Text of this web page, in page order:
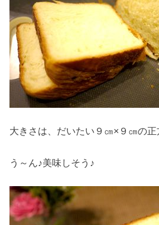
大きさは、だいたい９㎝×９㎝の正
う～ん♪美味しそう♪